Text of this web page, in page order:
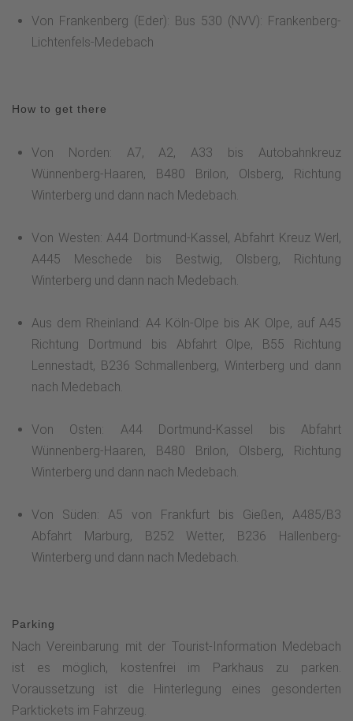
Von Frankenberg (Eder): Bus 530 (NVV): Frankenberg-
Lichtenfels-Medebach
How to get there
Von Norden: A7, A2, A33 bis Autobahnkreuz
Wünnenberg-Haaren, B480 Brilon, Olsberg, Richtung
Winterberg und dann nach Medebach.
Von Westen: A44 Dortmund-Kassel, Abfahrt Kreuz Werl,
A445 Meschede bis Bestwig, Olsberg, Richtung
Winterberg und dann nach Medebach.
Aus dem Rheinland: A4 Köln-Olpe bis AK Olpe, auf A45
Richtung Dortmund bis Abfahrt Olpe, B55 Richtung
Lennestadt, B236 Schmallenberg, Winterberg und dann
nach Medebach.
Von Osten: A44 Dortmund-Kassel bis Abfahrt
Wünnenberg-Haaren, B480 Brilon, Olsberg, Richtung
Winterberg und dann nach Medebach.
Von Süden: A5 von Frankfurt bis Gießen, A485/B3
Abfahrt Marburg, B252 Wetter, B236 Hallenberg-
Winterberg und dann nach Medebach.
Parking
Nach Vereinbarung mit der Tourist-Information Medebach
ist es möglich, kostenfrei im Parkhaus zu parken.
Voraussetzung ist die Hinterlegung eines gesonderten
Parktickets im Fahrzeug.